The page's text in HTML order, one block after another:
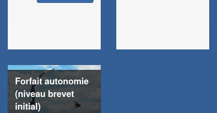
Forfait autonomie
(niveau brevet
initial)